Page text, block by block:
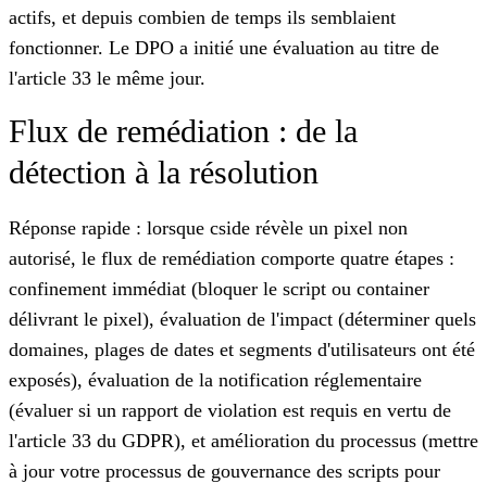
actifs, et depuis combien de temps ils semblaient
fonctionner. Le DPO a initié une évaluation au titre de
l'article 33 le même jour.
Flux de remédiation : de la
détection à la résolution
Réponse rapide : lorsque cside révèle un pixel non
autorisé, le flux de remédiation comporte quatre étapes :
confinement immédiat (bloquer le script ou container
délivrant le pixel), évaluation de l'impact (déterminer quels
domaines, plages de dates et segments d'utilisateurs ont été
exposés), évaluation de la notification réglementaire
(évaluer si un rapport de violation est requis en vertu de
l'article 33 du GDPR), et amélioration du processus (mettre
à jour votre processus de gouvernance des scripts pour